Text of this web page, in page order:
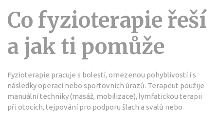
Co fyzioterapie řeší
a jak ti pomůže
Fyzioterapie pracuje s bolestí, omezenou pohyblivostí i s
následky operací nebo sportovních úrazů. Terapeut použije
manuální techniky (masáž, mobilizace), lymfatickou terapii
při otocích, tejpování pro podporu šlach a svalů nebo